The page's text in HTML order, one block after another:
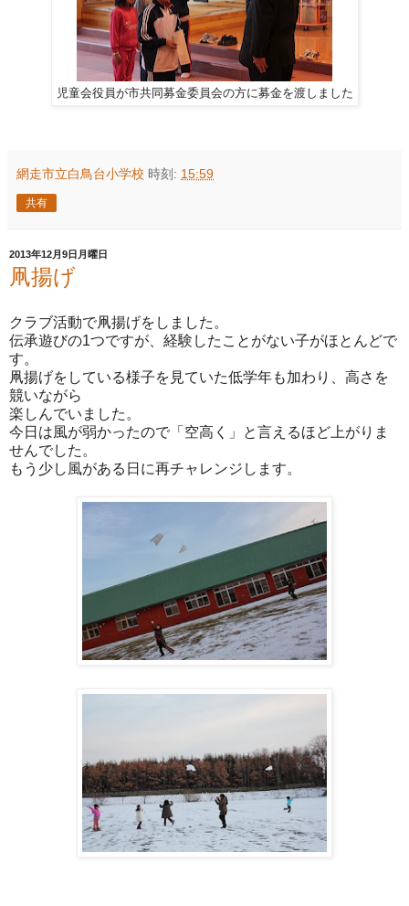
児童会役員が市共同募金委員会の方に募金を渡しました
網走市立白鳥台小学校 時刻: 15:59
共有
2013年12月9日月曜日
凧揚げ
クラブ活動で凧揚げをしました。
伝承遊びの1つですが、経験したことがない子がほとんどで
す。
凧揚げをしている様子を見ていた低学年も加わり、高さを
競いながら
楽しんでいました。
今日は風が弱かったので「空高く」と言えるほど上がりま
せんでした。
もう少し風がある日に再チャレンジします。